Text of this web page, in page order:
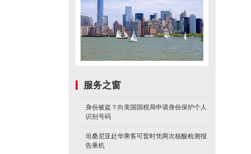
服务之窗
身份被盗？向美国国税局申请身份保护个人
识别号码
坦桑尼亚赴华乘客可暂时凭两次核酸检测报
告乘机